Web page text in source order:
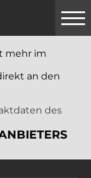
mehr im
an den
des